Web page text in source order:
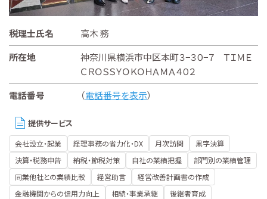
税理士氏名
高木 務
所在地
神奈川県横浜市中区本町３−３０−７ ＴＩＭＥ
ＣＲＯＳＳＹＯＫＯＨＡＭＡ４０２
電話番号
（電話番号を表示）
提供サービス
会社設立・起業 経理事務の省力化・DX 月次訪問
黒字決算
決算・税務申告
納税・節税対策 自社の業績把握
部門別の業績管理
同業他社との業績比較
経営助言
経営改善計画書の作成
金融機関からの信用力向上
相続・事業承継
後継者育成